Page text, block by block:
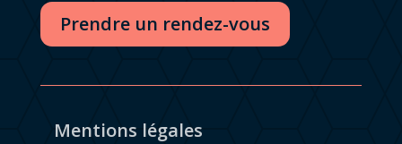
Prendre un rendez-vous
Mentions légales